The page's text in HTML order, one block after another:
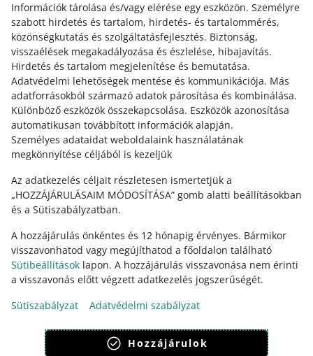
Információk tárolása és/vagy elérése egy eszközön. Személyre
szabott hirdetés és tartalom, hirdetés- és tartalommérés,
közönségkutatás és szolgáltatásfejlesztés. Biztonság,
visszaélések megakadályozása és észlelése, hibajavítás.
Hirdetés és tartalom megjelenítése és bemutatása.
Adatvédelmi lehetőségek mentése és kommunikációja. Más
adatforrásokból származó adatok párosítása és kombinálása.
Különböző eszközök összekapcsolása. Eszközök azonosítása
automatikusan továbbított információk alapján.
Személyes adataidat weboldalaink használatának
megkönnyítése céljából is kezeljük
Az adatkezelés céljait részletesen ismertetjük a
„HOZZÁJÁRULÁSAIM MÓDOSÍTÁSA” gomb alatti beállításokban
és a Sütiszabályzatban.
A hozzájárulás önkéntes és 12 hónapig érvényes. Bármikor
visszavonhatod vagy megújíthatod a főoldalon található
Sütibeállítások lapon. A hozzájárulás visszavonása nem érinti
a visszavonás előtt végzett adatkezelés jogszerűségét.
Sütiszabályzat
Adatvédelmi szabályzat
Hozzájárulok
8 9 10
Segítségre van szükséged?
Vedd fel velünk a kapcsolatot
Ez az oldal más nyelveken is elérhető.
megjelenítés: